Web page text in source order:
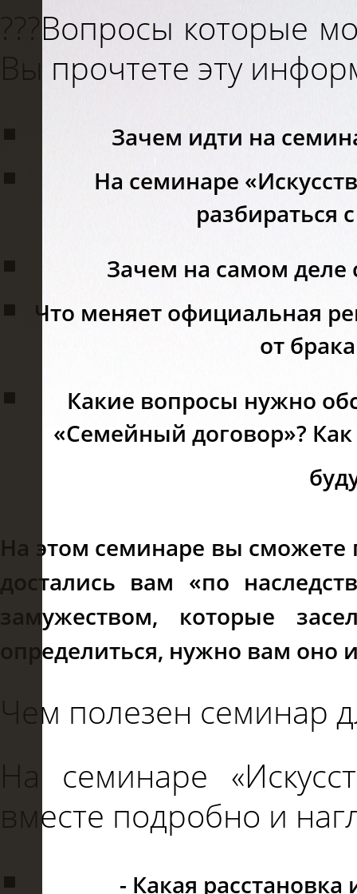
???Вопросы которые
Вы прочтете эту
Зачем идти на
На семинаре
разбираться
Зачем на самом деле
Что меняет официальная
от
Какие вопросы нужно
«Семейный договор»?
На этом семинаре вы сможете
достались вам «по
замужеством, которые
определиться, нужно вам
Чем полезен семинар
На семинаре
вместе подробно и
- Какая